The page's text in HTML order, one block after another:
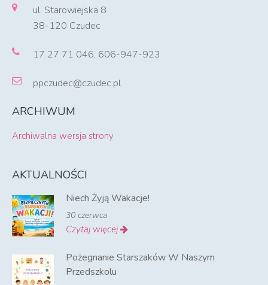
ul. Starowiejska 8
38-120 Czudec
17 27 71 046, 606-947-923
ppczudec@czudec.pl
ARCHIWUM
Archiwalna wersja strony
AKTUALNOŚCI
Niech Żyją Wakacje!
30 czerwca
Czytaj więcej
Pożegnanie Starszaków W Naszym
Przedszkolu